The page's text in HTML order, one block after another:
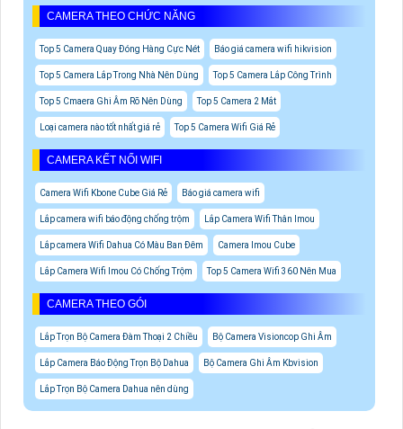
CAMERA THEO CHỨC NĂNG
Top 5 Camera Quay Đóng Hàng Cực Nét Báo giá camera wifi hikvision
Top 5 Camera Lắp Trong Nhà Nên Dùng Top 5 Camera Lắp Công Trình
Top 5 Cmaera Ghi Âm Rõ Nên Dùng Top 5 Camera 2 Mắt
Loại camera nào tốt nhất giá rẻ Top 5 Camera Wifi Giá Rẻ
CAMERA KẾT NỐI WIFI
Camera Wifi Kbone Cube Giá Rẻ Báo giá camera wifi
Lắp camera wifi báo động chống trộm Lắp Camera Wifi Thân Imou
Lắp camera Wifi Dahua Có Màu Ban Đêm Camera Imou Cube
Lắp Camera Wifi Imou Có Chống Trộm Top 5 Camera Wifi 360 Nên Mua
CAMERA THEO GÓI
Lắp Trọn Bộ Camera Đàm Thoại 2 Chiều Bộ Camera Visioncop Ghi Âm
Lắp Camera Báo Động Trọn Bộ Dahua Bộ Camera Ghi Âm Kbvision
Lắp Trọn Bộ Camera Dahua nên dùng